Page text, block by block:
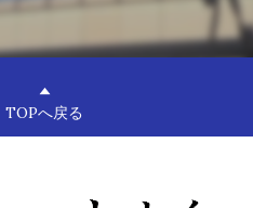
TOPへ戻る